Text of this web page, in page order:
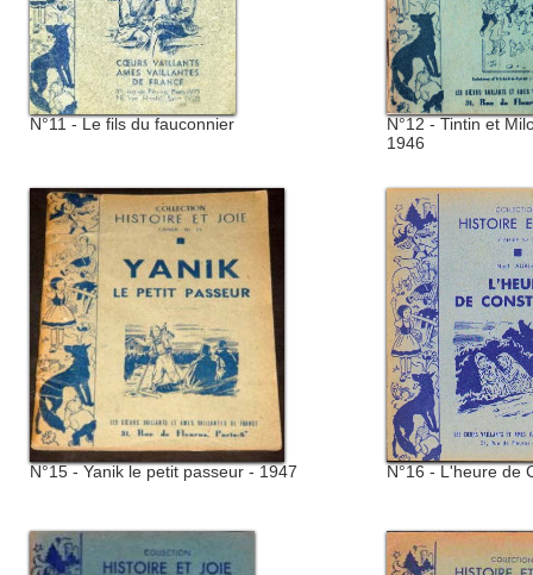
N°11 - Le fils du fauconnier
N°12 - Tintin et
1946
N°15 - Yanik le petit passeur - 1947 N°16 - L'heure de